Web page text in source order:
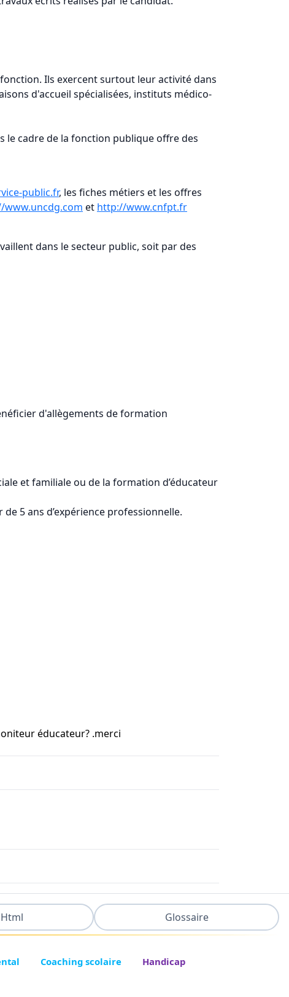
Ils exercent surtout leur activité dans
d'accueil spécialisées, instituts médico-
le cadre de la fonction publique offre des
public.fr, les fiches métiers et les offres
www.uncdg.com et http://www.cnfpt.fr
dans le secteur public, soit par des
d'allègements de formation
et familiale ou de la formation d’éducateur
5 ans d’expérience professionnelle.
éducateur? .merci
Glossaire
Coaching scolaire
Handicap